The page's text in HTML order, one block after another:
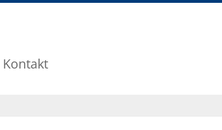
Kontakt